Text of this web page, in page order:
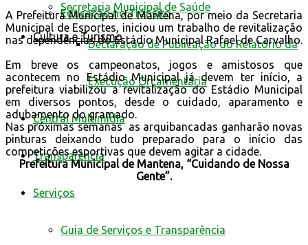
Educação no Trânsito
Cultura e Turismo
Secretaria Municipal de Saúde
Declaração de Publicação do Relatório da
Execução Orçamentária
Central Multimídia
Transparência
Serviços
Guia de Serviços e Transparência
A Prefeitura Municipal de Mantena, por meio da Secretaria
Municipal de Esportes, iniciou um trabalho de revitalização
nas dependências do Estádio Municipal Rafael de Carvalho.
Em breve os campeonatos, jogos e amistosos que
acontecem no Estádio Municipal já devem ter início, a
prefeitura viabilizou a revitalização do Estádio Municipal
em diversos pontos, desde o cuidado, aparamento e
adubamento do gramado.
Nas próximas semanas as arquibancadas ganharão novas
pinturas deixando tudo preparado para o início das
competições esportivas que devem agitar a cidade.
Prefeitura Municipal de Mantena, “Cuidando de Nossa
Gente”.